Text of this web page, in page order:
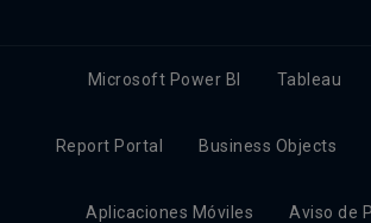
Microsoft Power BI Tableau
Report Portal Business Objects
Aplicaciones Móviles Aviso de